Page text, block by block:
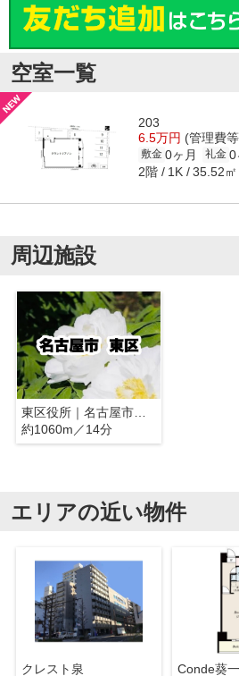
空室一覧
203
6.5万円 (管理費
敷金 0ヶ月 礼金 0
2階 1K 35.52㎡
周辺施設
東区役所｜名古屋市東区
約1060m／14分
エリアの近い物件
クレスト泉